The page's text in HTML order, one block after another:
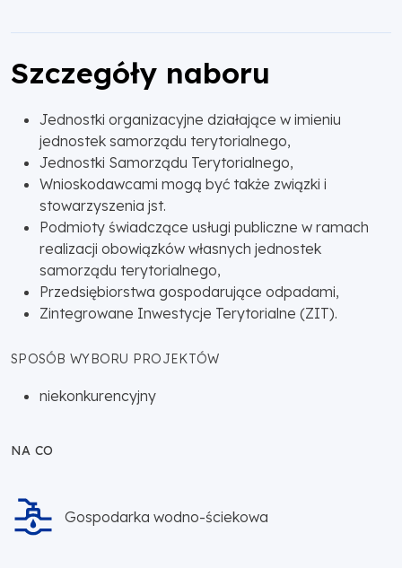
Szczegóły naboru
Jednostki organizacyjne działające w imieniu
jednostek samorządu terytorialnego,
Jednostki Samorządu Terytorialnego,
Wnioskodawcami mogą być także związki i
stowarzyszenia jst.
Podmioty świadczące usługi publiczne w ramach
realizacji obowiązków własnych jednostek
samorządu terytorialnego,
Przedsiębiorstwa gospodarujące odpadami,
Zintegrowane Inwestycje Terytorialne (ZIT).
SPOSÓB WYBORU PROJEKTÓW
niekonkurencyjny
NA CO
Gospodarka wodno-ściekowa